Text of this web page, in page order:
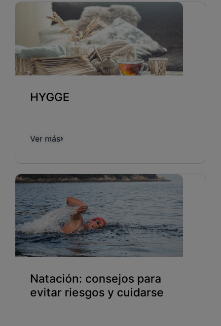
HYGGE
Ver más
Natación: consejos para
evitar riesgos y cuidarse